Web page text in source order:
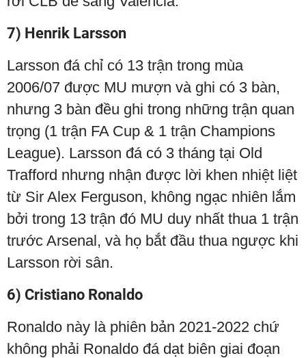
7) Henrik Larsson
Larsson đá chỉ có 13 trận trong mùa
2006/07 được MU mượn và ghi có 3 bàn,
nhưng 3 bàn đều ghi trong những trận quan
trọng (1 trận FA Cup & 1 trận Champions
League). Larsson đá có 3 tháng tại Old
Trafford nhưng nhận được lời khen nhiệt liệt
từ Sir Alex Ferguson, không ngạc nhiên lắm
bởi trong 13 trận đó MU duy nhất thua 1 trận
trước Arsenal, và họ bắt đầu thua ngược khi
Larsson rời sân.
6) Cristiano Ronaldo
Ronaldo này là phiên bản 2021-2022 chứ
không phải Ronaldo đá dạt biên giai đoạn